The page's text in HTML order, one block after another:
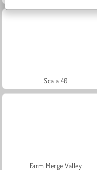
Scala 40
Farm Merge Valley